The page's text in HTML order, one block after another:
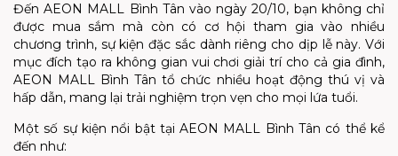
Đến AEON MALL Bình Tân vào ngày 20/10, bạn không chỉ
được mua sắm mà còn có cơ hội tham gia vào nhiều
chương trình, sự kiện đặc sắc dành riêng cho dịp lễ này. Với
mục đích tạo ra không gian vui chơi giải trí cho cả gia đình,
AEON MALL Bình Tân tổ chức nhiều hoạt động thú vị và
hấp dẫn, mang lại trải nghiệm trọn vẹn cho mọi lứa tuổi.
Một số sự kiện nổi bật tại AEON MALL Bình Tân có thể kể
đến như: